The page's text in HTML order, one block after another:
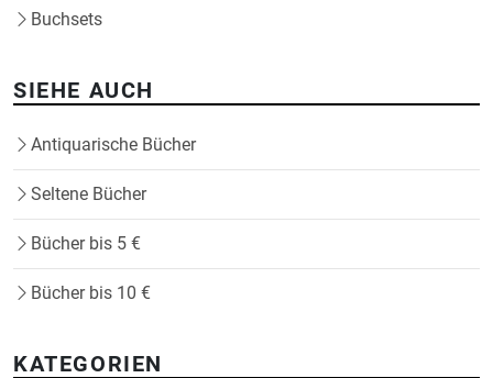
Buchsets
SIEHE AUCH
Antiquarische Bücher
Seltene Bücher
Bücher bis 5 €
Bücher bis 10 €
KATEGORIEN